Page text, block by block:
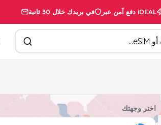
في بريدك خلال 30 ثانية دفع آمن عبر iDEAL
اختر وجهتك